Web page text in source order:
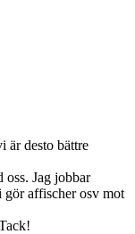
är desto bättre
oss. Jag jobbar
affischer osv mot